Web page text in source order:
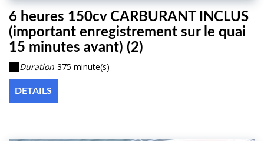
6 heures 150cv CARBURANT INCLUS
(important enregistrement sur le quai
15 minutes avant) (2)
Duration 375 minute(s)
DETAILS